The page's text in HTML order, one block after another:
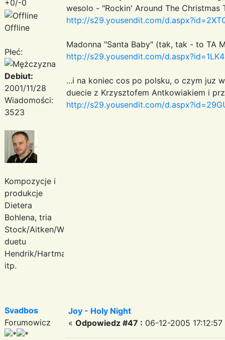
+0/-0
Offline
Płeć:
Debiut:
2001/11/28
Wiadomości:
3523
Kompozycje i
produkcje
Dietera
Bohlena, tria
Stock/Aitken/Waterman,
duetu
Hendrik/Hartmann
itp.
wesolo - "Rockin' Around The Christmas
http://s29.yousendit.com/
Madonna "Santa Baby" (tak, tak - to TA
http://s29.yousendit.com/
...i na koniec cos po polsku, o czym juz
duecie z Krzysztofem Antkowiakiem i
http://s29.yousendit.com/
Svadbos
Forumowicz
Joy - Holy Night
« Odpowiedz #47 : 06-12-2005 17:12:57